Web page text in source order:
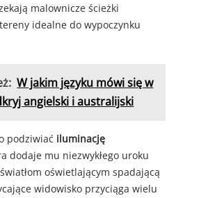
malownicze ścieżki
idealne do wypoczynku
W jakim języku mówi się w
angielski i australijski
podziwiać iluminację
dodaje mu niezwykłego uroku
oświetlającym spadającą
widowisko przyciąga wielu